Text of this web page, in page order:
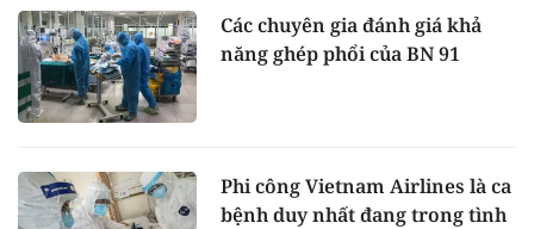
Các chuyên gia đánh giá khả
năng ghép phổi của BN 91
Phi công Vietnam Airlines là ca
bệnh duy nhất đang trong tình